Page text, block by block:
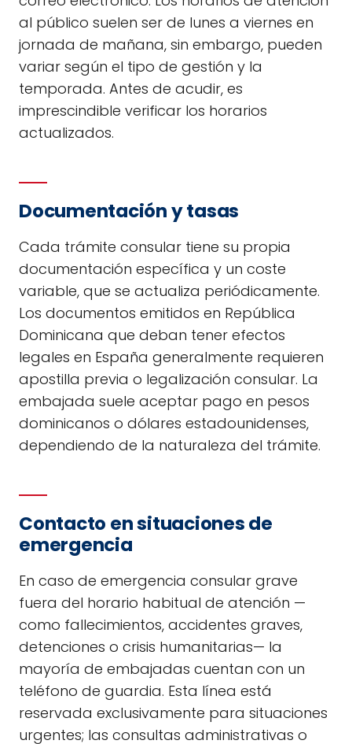
al público suelen ser de lunes a viernes en
jornada de mañana, sin embargo, pueden
variar según el tipo de gestión y la
temporada. Antes de acudir, es
imprescindible verificar los horarios
actualizados.
Documentación y tasas
Cada trámite consular tiene su propia
documentación específica y un coste
variable, que se actualiza periódicamente.
Los documentos emitidos en República
Dominicana que deban tener efectos
legales en España generalmente requieren
apostilla previa o legalización consular. La
embajada suele aceptar pago en pesos
dominicanos o dólares estadounidenses,
dependiendo de la naturaleza del trámite.
Contacto en situaciones de
emergencia
En caso de emergencia consular grave
fuera del horario habitual de atención —
como fallecimientos, accidentes graves,
detenciones o crisis humanitarias— la
mayoría de embajadas cuentan con un
teléfono de guardia. Esta línea está
reservada exclusivamente para situaciones
urgentes; las consultas administrativas o